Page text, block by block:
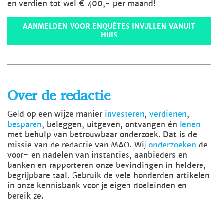
en verdien tot wel € 400,- per maand!
AANMELDEN VOOR ENQUÊTES INVULLEN VANUIT
HUIS
Over de redactie
Geld op een wijze manier investeren, verdienen,
besparen, beleggen, uitgeven, ontvangen én lenen
met behulp van betrouwbaar onderzoek. Dat is de
missie van de redactie van MAO. Wij onderzoeken de
voor- en nadelen van instanties, aanbieders en
banken en rapporteren onze bevindingen in heldere,
begrijpbare taal. Gebruik de vele honderden artikelen
in onze kennisbank voor je eigen doeleinden en
bereik ze.